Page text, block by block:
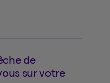
de
sur votre